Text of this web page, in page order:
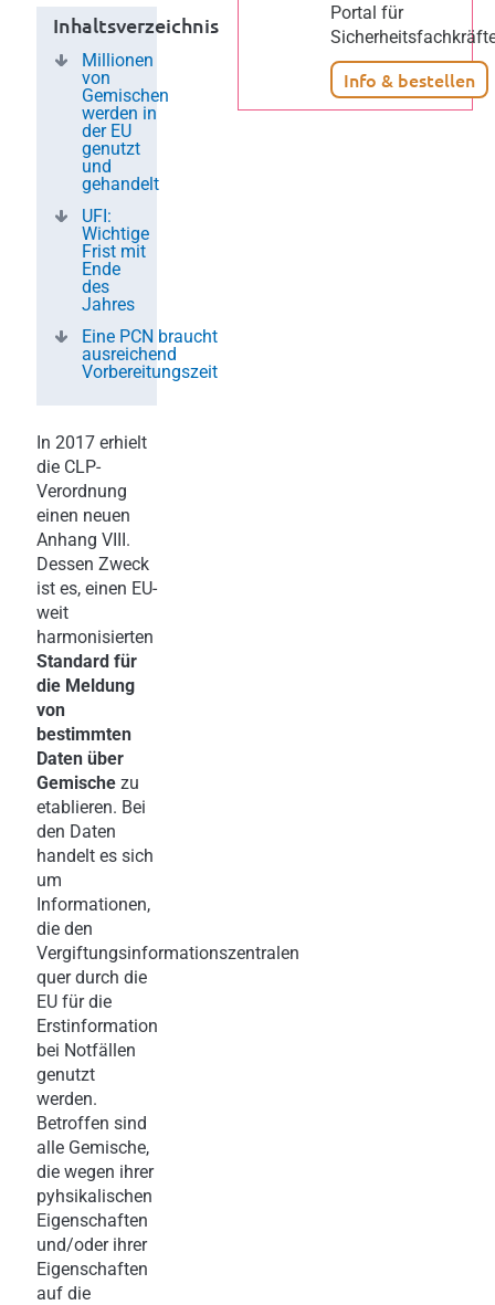
Inhaltsverzeichnis
Millionen
von
Gemischen
werden in
der EU
genutzt
und
gehandelt
UFI:
Wichtige
Frist mit
Ende
des
Jahres
Eine PCN braucht
ausreichend
Vorbereitungszeit
In 2017 erhielt
die CLP-
Verordnung
einen neuen
Anhang VIII.
Dessen Zweck
ist es, einen EU-
weit
harmonisierten
Standard für
die Meldung
von
bestimmten
Daten über
Gemische zu
etablieren. Bei
den Daten
handelt es sich
um
Informationen,
die den
Vergiftungsinformationszentralen
quer durch die
EU für die
Erstinformation
bei Notfällen
genutzt
werden.
Betroffen sind
alle Gemische,
die wegen ihrer
pyhsikalischen
Eigenschaften
und/oder ihrer
Eigenschaften
auf die
Portal für
Info & bestellen